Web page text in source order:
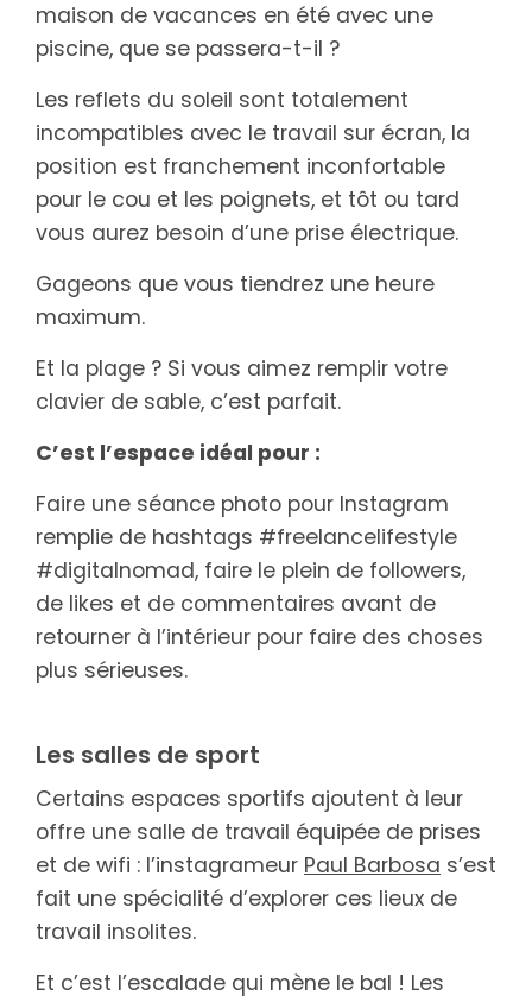
maison de vacances en été avec une
piscine, que se passera-t-il ?
Les reflets du soleil sont totalement
incompatibles avec le travail sur écran, la
position est franchement inconfortable
pour le cou et les poignets, et tôt ou tard
vous aurez besoin d’une prise électrique.
Gageons que vous tiendrez une heure
maximum.
Et la plage ? Si vous aimez remplir votre
clavier de sable, c’est parfait.
C’est l’espace idéal pour :
Faire une séance photo pour Instagram
remplie de hashtags #freelancelifestyle
#digitalnomad, faire le plein de followers,
de likes et de commentaires avant de
retourner à l’intérieur pour faire des choses
plus sérieuses.
Les salles de sport
Certains espaces sportifs ajoutent à leur
offre une salle de travail équipée de prises
et de wifi : l’instagrameur Paul Barbosa s’est
fait une spécialité d’explorer ces lieux de
travail insolites.
Et c’est l’escalade qui mène le bal ! Les